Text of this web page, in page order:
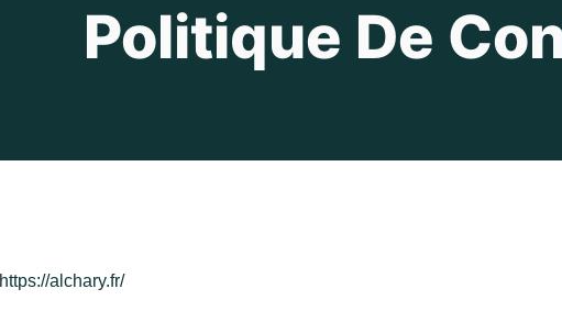
Politique De
https://alchary.fr/